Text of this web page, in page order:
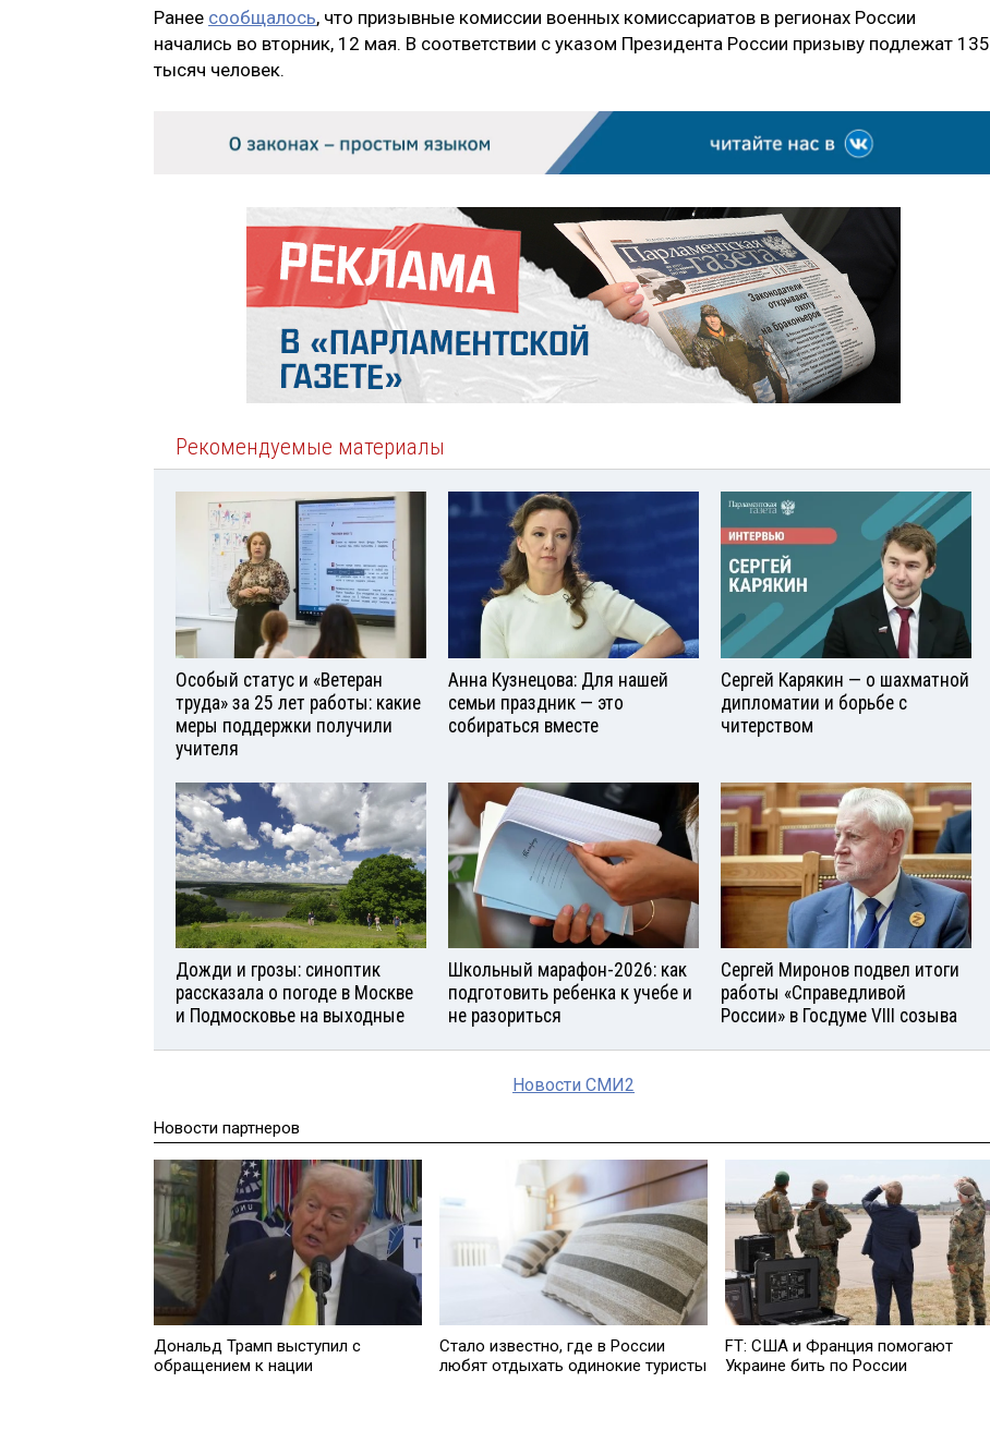
Ранее сообщалось, что призывные комиссии военных комиссариатов в регионах России
начались во вторник, 12 мая. В соответствии с указом Президента России призыву подлежат 135
тысяч человек.
Рекомендуемые материалы
Особый статус и «Ветеран
труда» за 25 лет работы: какие
меры поддержки получили
учителя
Анна Кузнецова: Для нашей
семьи праздник — это
собираться вместе
Сергей Карякин — о шахматной
дипломатии и борьбе с
читерством
Дожди и грозы: синоптик
рассказала о погоде в Москве
и Подмосковье на выходные
Школьный марафон-2026: как
подготовить ребенка к учебе и
не разориться
Сергей Миронов подвел итоги
работы «Справедливой
России» в Госдуме VIII созыва
Новости СМИ2
Новости партнеров
Дональд Трамп выступил с
обращением к нации
Стало известно, где в России
любят отдыхать одинокие туристы
FT: США и Франция помогают
Украине бить по России